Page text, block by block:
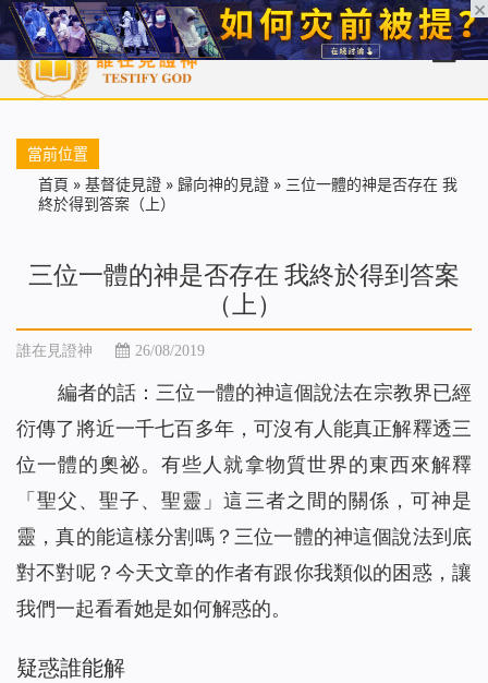
首頁 每日靈糧 天國福音 基督徒見證 信仰解答 聖經
當前位置
首頁 » 基督徒見證 » 歸向神的見證 » 三位一體的神是否存在 我
終於得到答案（上）
三位一體的神是否存在 我終於得到答案
（上）
誰在見證神 26/08/2019
編者的話 ：三位一體的神這個說法在宗教界已經
衍傳了將近一千七百多年，可沒有人能真正解釋透三
位一體的奧祕。有些人就拿物質世界的東西來解釋
「聖父、聖子、聖靈」這三者之間的關係，可神是
靈，真的能這樣分割嗎？三位一體的神這個說法到底
對不對呢？今天文章的作者有跟你我類似的困惑，讓
我們一起看看她是如何解惑的。
疑惑誰能解